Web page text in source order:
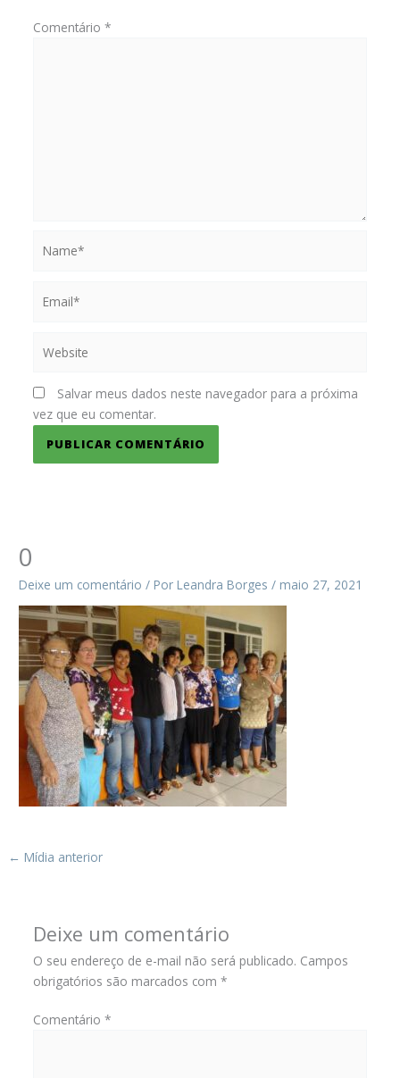
Comentário *
Salvar meus dados neste navegador para a próxima
vez que eu comentar.
0
Deixe um comentário / Por Leandra Borges/ maio 27, 2021
← Mídia anterior
Deixe um comentário
O seu endereço de e-mail não será publicado. Campos
obrigatórios são marcados com *
Comentário *